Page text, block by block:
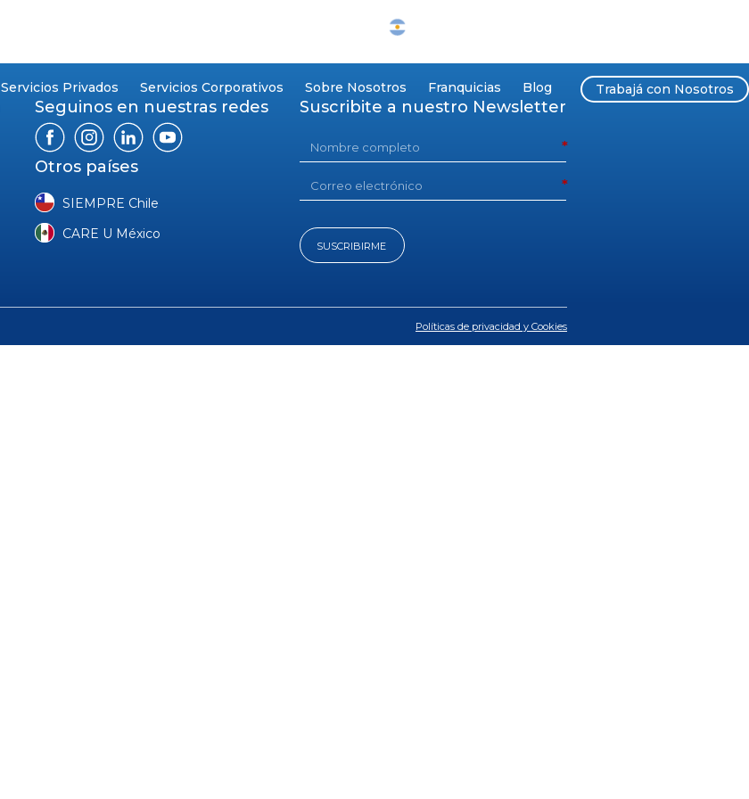
Servicios Privados Servicios Corporativos Sobre Nosotros Franquicias Blog Trabajá con Nosotros
Seguinos en nuestras redes
Otros países
SIEMPRE Chile
CARE U México
Suscribite a nuestro Newsletter
SUSCRIBIRME
Políticas de privacidad y Cookies